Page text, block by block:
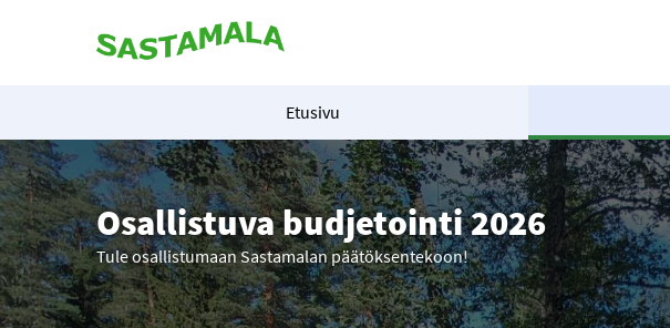
Etusivu
Osallistuva budjetointi 2026
Tule osallistumaan Sastamalan päätöksentekoon!